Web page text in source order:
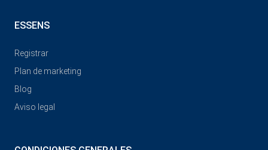
ESSENS
Registrar
Plan de marketing
Blog
Aviso legal